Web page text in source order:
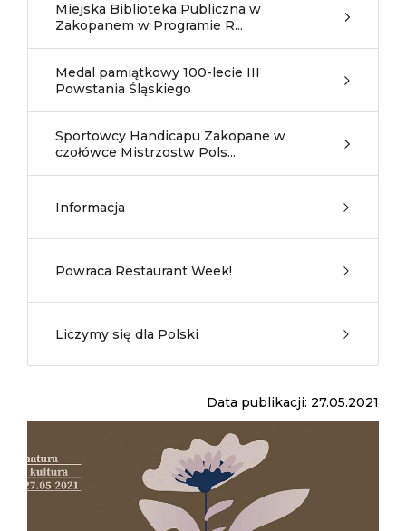
Miejska Biblioteka Publiczna w
Zakopanem w Programie R...
Medal pamiątkowy 100-lecie III
Powstania Śląskiego
Sportowcy Handicapu Zakopane w
czołówce Mistrzostw Pols...
Informacja
Powraca Restaurant Week!
Liczymy się dla Polski
Data publikacji: 27.05.2021